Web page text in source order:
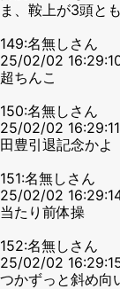
ま、鞍上が3頭と
149:名無しさん
25/02/02
超ちんこ
150:名無しさん
25/02/02
田豊引退記念かよ
151:名無しさん
25/02/02
当たり前体操
152:名無しさん
25/02/02
つかずっと斜め向